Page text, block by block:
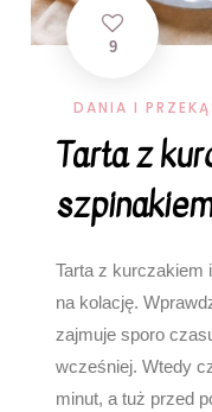
9
DANIA I
Tarta z
Tarta z kurczakiem
na kolację.
zajmuje sporo
wcześniej. Wtedy
minut, a tuż przed